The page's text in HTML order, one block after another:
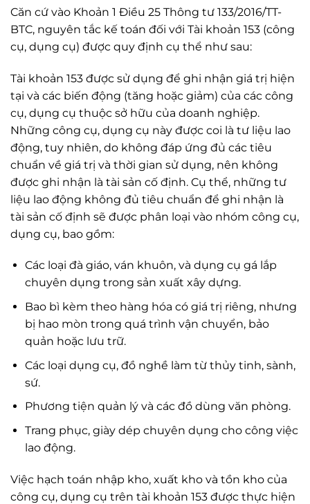
Căn cứ vào Khoản 1 Điều 25 Thông tư 133/2016/TT-
BTC, nguyên tắc kế toán đối với Tài khoản 153 (công
cụ, dụng cụ) được quy định cụ thể như sau:
Tài khoản 153 được sử dụng để ghi nhận giá trị hiện
tại và các biến động (tăng hoặc giảm) của các công
cụ, dụng cụ thuộc sở hữu của doanh nghiệp.
Những công cụ, dụng cụ này được coi là tư liệu lao
động, tuy nhiên, do không đáp ứng đủ các tiêu
chuẩn về giá trị và thời gian sử dụng, nên không
được ghi nhận là tài sản cố định. Cụ thể, những tư
liệu lao động không đủ tiêu chuẩn để ghi nhận là
tài sản cố định sẽ được phân loại vào nhóm công cụ,
dụng cụ, bao gồm:
Các loại đà giáo, ván khuôn, và dụng cụ gá lắp
chuyên dụng trong sản xuất xây dựng.
Bao bì kèm theo hàng hóa có giá trị riêng, nhưng
bị hao mòn trong quá trình vận chuyển, bảo
quản hoặc lưu trữ.
Các loại dụng cụ, đồ nghề làm từ thủy tinh, sành,
sứ.
Phương tiện quản lý và các đồ dùng văn phòng.
Trang phục, giày dép chuyên dụng cho công việc
lao động.
Việc hạch toán nhập kho, xuất kho và tồn kho của
công cụ, dụng cụ trên tài khoản 153 được thực hiện